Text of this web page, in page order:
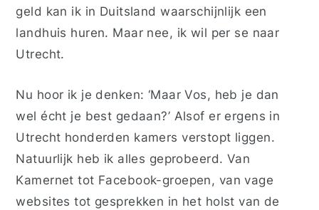
geld kan ik in Duitsland waarschijnlijk een
landhuis huren. Maar nee, ik wil per se naar
Utrecht.
Nu hoor ik je denken: ‘Maar Vos, heb je dan
wel écht je best gedaan?’ Alsof er ergens in
Utrecht honderden kamers verstopt liggen.
Natuurlijk heb ik alles geprobeerd. Van
Kamernet tot Facebook-groepen, van vage
websites tot gesprekken in het holst van de